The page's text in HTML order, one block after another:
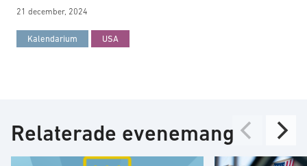
21 december, 2024
Kalendarium USA
Relaterade evenemang